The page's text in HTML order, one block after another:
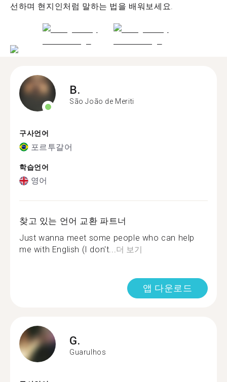
선하며 현지인처럼 말하는 법을 배워보세요.
B.
São João de Meriti
구사언어
포르투갈어
학습언어
영어
찾고 있는 언어 교환 파트너
Just wanna meet some people who can help
me with English (I don't...더 보기
앱 다운로드
G.
Guarulhos